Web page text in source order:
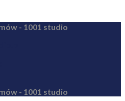
- 1001 studio
- 1001 studio